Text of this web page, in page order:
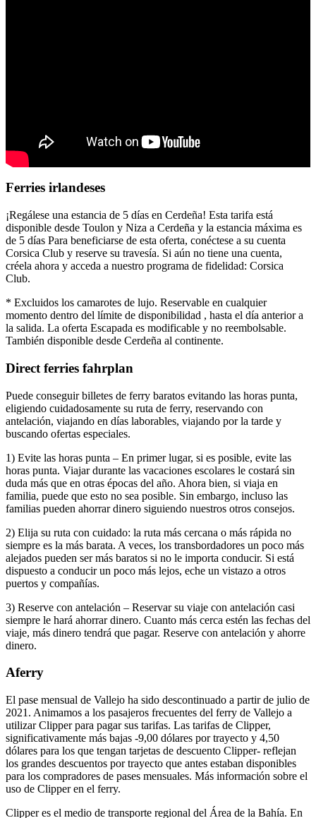
Ferries irlandeses
¡Regálese una estancia de 5 días en Cerdeña! Esta tarifa está
disponible desde Toulon y Niza a Cerdeña y la estancia máxima es
de 5 días Para beneficiarse de esta oferta, conéctese a su cuenta
Corsica Club y reserve su travesía. Si aún no tiene una cuenta,
créela ahora y acceda a nuestro programa de fidelidad: Corsica
Club.
* Excluidos los camarotes de lujo. Reservable en cualquier
momento dentro del límite de disponibilidad , hasta el día anterior a
la salida. La oferta Escapada es modificable y no reembolsable.
También disponible desde Cerdeña al continente.
Direct ferries fahrplan
Puede conseguir billetes de ferry baratos evitando las horas punta,
eligiendo cuidadosamente su ruta de ferry, reservando con
antelación, viajando en días laborables, viajando por la tarde y
buscando ofertas especiales.
1) Evite las horas punta – En primer lugar, si es posible, evite las
horas punta. Viajar durante las vacaciones escolares le costará sin
duda más que en otras épocas del año. Ahora bien, si viaja en
familia, puede que esto no sea posible. Sin embargo, incluso las
familias pueden ahorrar dinero siguiendo nuestros otros consejos.
2) Elija su ruta con cuidado: la ruta más cercana o más rápida no
siempre es la más barata. A veces, los transbordadores un poco más
alejados pueden ser más baratos si no le importa conducir. Si está
dispuesto a conducir un poco más lejos, eche un vistazo a otros
puertos y compañías.
3) Reserve con antelación – Reservar su viaje con antelación casi
siempre le hará ahorrar dinero. Cuanto más cerca estén las fechas del
viaje, más dinero tendrá que pagar. Reserve con antelación y ahorre
dinero.
Aferry
El pase mensual de Vallejo ha sido descontinuado a partir de julio de
2021. Animamos a los pasajeros frecuentes del ferry de Vallejo a
utilizar Clipper para pagar sus tarifas. Las tarifas de Clipper,
significativamente más bajas -9,00 dólares por trayecto y 4,50
dólares para los que tengan tarjetas de descuento Clipper- reflejan
los grandes descuentos por trayecto que antes estaban disponibles
para los compradores de pases mensuales. Más información sobre el
uso de Clipper en el ferry.
Clipper es el medio de transporte regional del Área de la Bahía. En